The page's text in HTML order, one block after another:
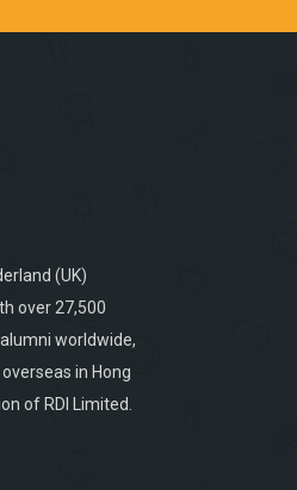
(UK)
over 27,500
worldwide,
in Hong
of RDI Limited.